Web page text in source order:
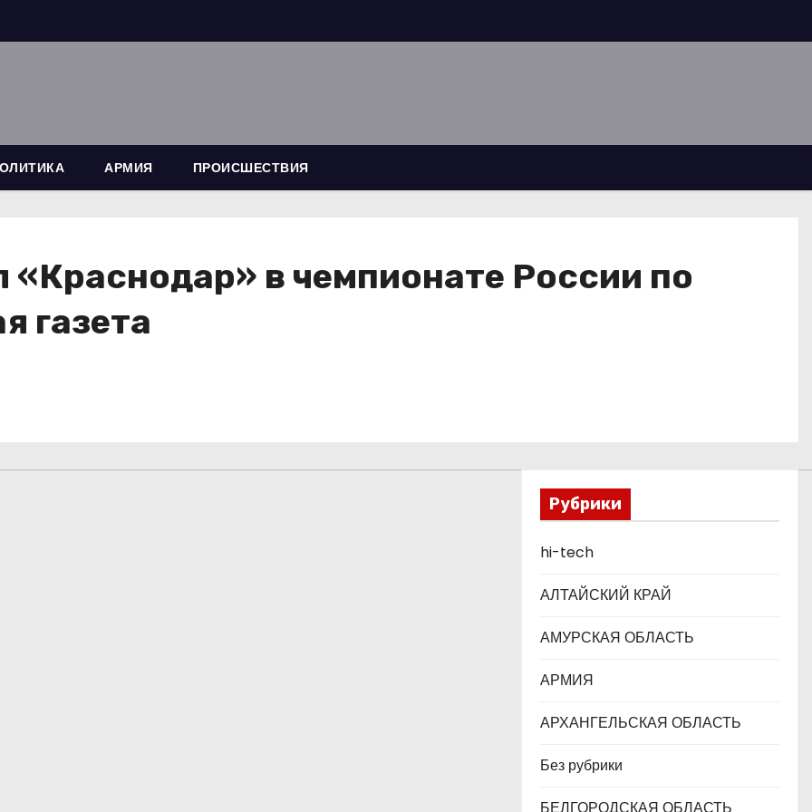
АРМИЯ ПРОИСШЕСТВИЯ
«Краснодар» в чемпионате России по
газета
Рубрики
hi-tech
АЛТАЙСКИЙ КРАЙ
АМУРСКАЯ ОБЛАСТЬ
АРМИЯ
АРХАНГЕЛЬСКАЯ ОБЛАСТЬ
Без рубрики